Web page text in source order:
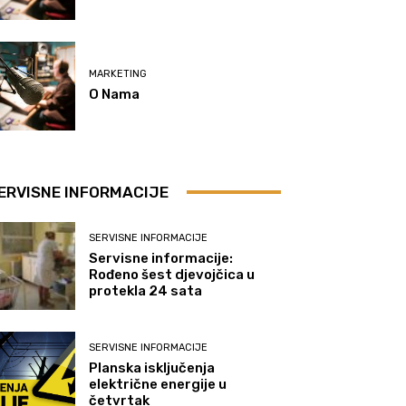
MARKETING
O Nama
INFORMACIJE
SERVISNE INFORMACIJE
Servisne informacije:
Rođeno šest djevojčica u
protekla 24 sata
SERVISNE INFORMACIJE
Planska isključenja
električne energije u
četvrtak